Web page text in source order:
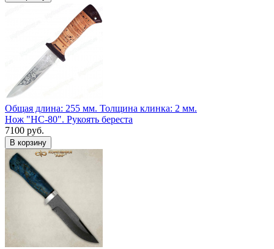
Общая длина: 255 мм. Толщина клинка: 2 мм.
Нож "НС-80". Рукоять береста
7100 руб.